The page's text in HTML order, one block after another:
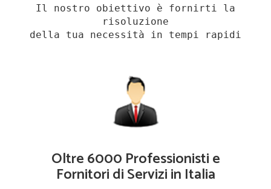
Il nostro obiettivo è fornirti la
risoluzione
della tua necessità in tempi rapidi
Oltre 6000 Professionisti e
Fornitori di Servizi in Italia